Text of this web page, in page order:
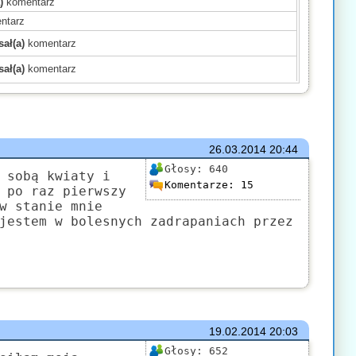
komentarz
komentarz
komentarz
komentarz
26.03.201420:44
Głosy: 640
Komentarze: 15
sobą kwiaty i
raz pierwszy
stanie mnie
w bolesnych zadrapaniach przez
19.02.201420:03
Głosy: 652